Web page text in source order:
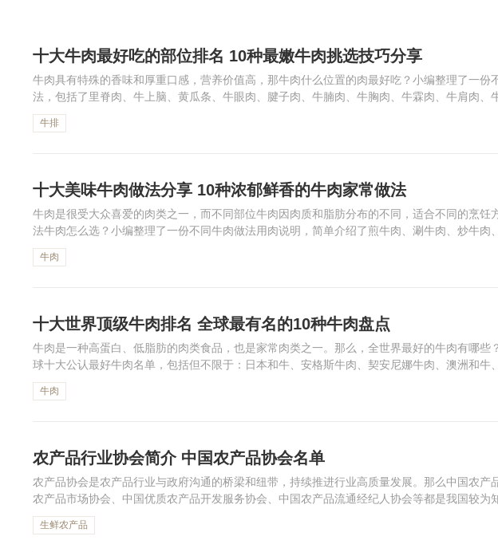
十大牛肉最好吃的部位排名 10种最嫩牛肉挑选技巧分享
牛肉具有特殊的香味和厚重口感，营养价值高，那牛肉什么位置的肉最好吃？小编整理了一份
法，包括了里脊肉、牛上脑、黄瓜条、牛眼肉、腱子肉、牛腩肉、牛胸肉、牛霖肉、牛肩肉、
起来看更详细的牛肉部位及吃法的相关知识吧！
牛排
十大美味牛肉做法分享 10种浓郁鲜香的牛肉家常做法
牛肉是很受大众喜爱的肉类之一，而不同部位牛肉因肉质和脂肪分布的不同，适合不同的烹饪
法牛肉怎么选？小编整理了一份不同牛肉做法用肉说明，简单介绍了煎牛肉、涮牛肉、炒牛肉
肉、红烧牛肉、牛肉汤、牛肉馅、卤牛肉、酱牛肉等用哪些部位牛肉做好吃。下面，一起来看...
牛肉
十大世界顶级牛肉排名 全球最有名的10种牛肉盘点
牛肉是一种高蛋白、低脂肪的肉类食品，也是家常肉类之一。那么，全世界最好的牛肉有哪些
球十大公认最好牛肉名单，包括但不限于：日本和牛、安格斯牛肉、契安尼娜牛肉、澳洲和牛
拉克牛肉、婆罗门牛肉、西门塔尔牛肉、海福特牛肉、利木赞牛肉。下面，一起来看看...
牛肉
农产品行业协会简介 中国农产品协会名单
农产品协会是农产品行业与政府沟通的桥梁和纽带，持续推进行业高质量发展。那么中国农产
农产品市场协会、中国优质农产品开发服务协会、中国农产品流通经纪人协会等都是我国较为
会。下面跟着小编一起来看中国农产品协会名单吧。
生鲜农产品